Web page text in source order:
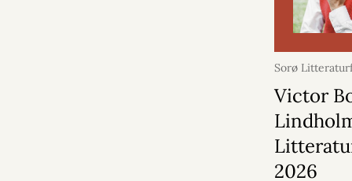
Sorø
maj 2026
Victor
2026